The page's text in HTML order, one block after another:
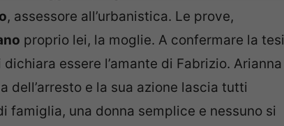
, assessore all’urbanistica. Le prove,
proprio lei, la moglie. A confermare la tesi
essere l’amante di Fabrizio. Arianna
dell’arresto e la sua azione lascia tutti
famiglia, una donna semplice e nessuno si